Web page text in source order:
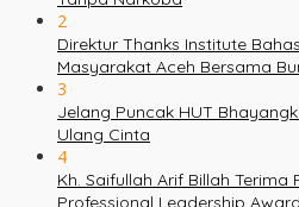
2
Direktur Thanks Institute
Masyarakat Aceh Bersama
3
Jelang Puncak HUT
Ulang Cinta
4
Kh. Saifullah Arif Billah
Professional Leadership